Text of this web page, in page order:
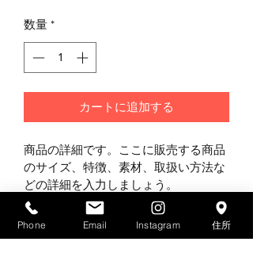
数量 *
カートに追加する
商品の詳細です。ここに販売する商品
のサイズ、特徴、素材、取扱い方法な
どの詳細を入力しましょう。
商品情報
Phone Email Instagram 住所